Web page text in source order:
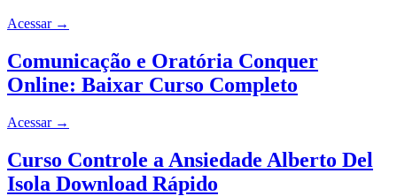
Acessar →
Comunicação e Oratória Conquer
Online: Baixar Curso Completo
Acessar →
Curso Controle a Ansiedade Alberto Del
Isola Download Rápido